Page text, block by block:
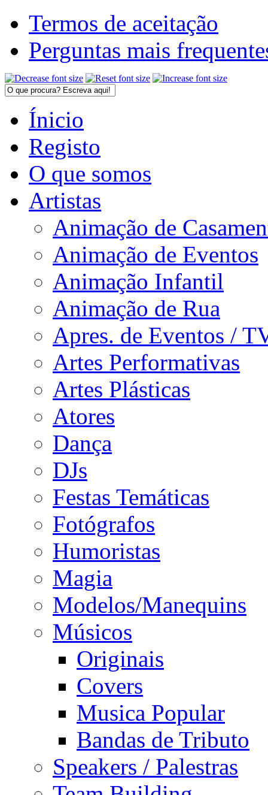
Termos de aceitação
Perguntas mais
Ínicio
Registo
O que somos
Artistas
Animação de
Animação de Eventos
Animação Infantil
Animação de Rua
Apres. de Eventos /
Artes Performativas
Artes Plásticas
Atores
Dança
DJs
Festas Temáticas
Fotógrafos
Humoristas
Magia
Modelos/Manequins
Músicos
Originais
Covers
Musica Popular
Bandas de Tributo
Speakers / Palestras